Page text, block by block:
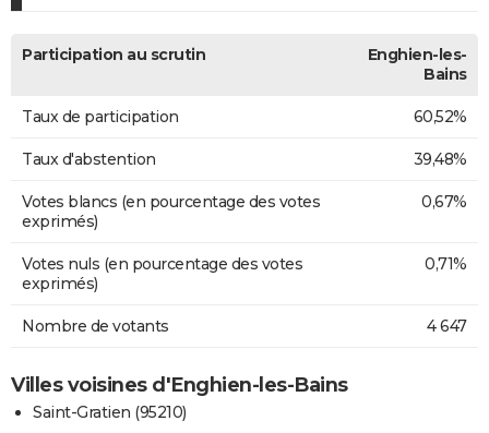
Participation au scrutin
Enghien-les-
Bains
Taux de participation 60,52%
Taux d'abstention 39,48%
Votes blancs (en pourcentage des votes
exprimés)
0,67%
Votes nuls (en pourcentage des votes
exprimés)
0,71%
Nombre de votants 4 647
Villes voisines d'Enghien-les-Bains
Saint-Gratien (95210)